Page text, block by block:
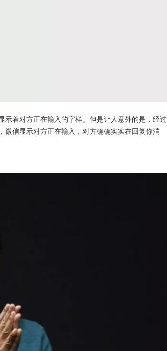
着对方正在输入的字样。但是让人意外的是，经过
信显示对方正在输入，对方确确实实在回复你消